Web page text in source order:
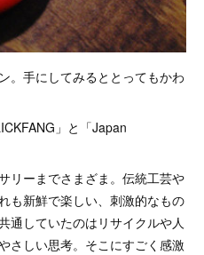
。手にしてみるととってもかわ
」と「Japan
リーまでさまざま。伝統工芸や
も新鮮で楽しい、刺激的なもの
通していたのはリサイクルや人
さしい思考。そこにすごく感激